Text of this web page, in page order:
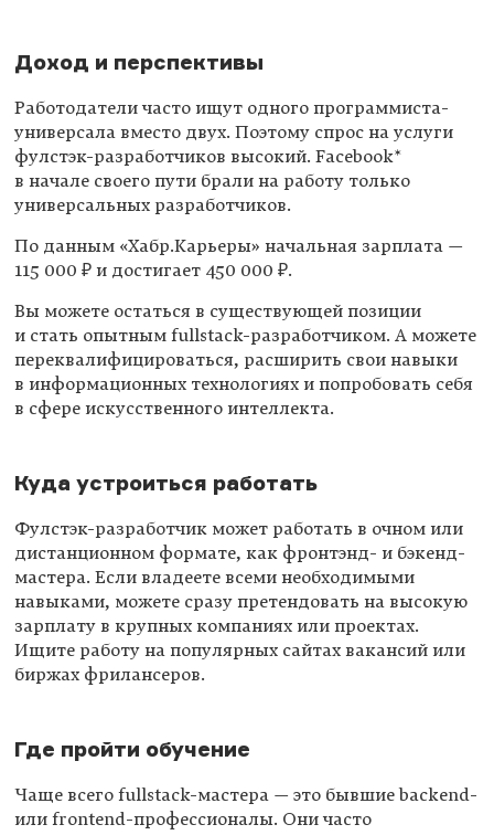
Доход и перспективы
Работодатели часто ищут одного программиста-
универсала вместо двух. Поэтому спрос на услуги
фулстэк-разработчиков высокий. Facebook*
в начале своего пути брали на работу только
универсальных разработчиков.
По данным «Хабр.Карьеры» начальная зарплата —
115 000 ₽ и достигает 450 000 ₽.
Вы можете остаться в существующей позиции
и стать опытным fullstack-разработчиком. А можете
переквалифицироваться, расширить свои навыки
в информационных технологиях и попробовать себя
в сфере искусственного интеллекта.
Куда устроиться работать
Фулстэк-разработчик может работать в очном или
дистанционном формате, как фронтэнд- и бэкенд-
мастера. Если владеете всеми необходимыми
навыками, можете сразу претендовать на высокую
зарплату в крупных компаниях или проектах.
Ищите работу на популярных сайтах вакансий или
биржах фрилансеров.
Где пройти обучение
Чаще всего fullstack-мастера — это бывшие backend-
или frontend-профессионалы. Они часто